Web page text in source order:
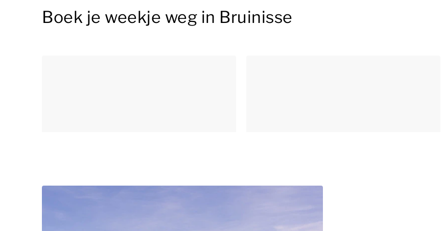
Boek je weekje weg in Bruinisse